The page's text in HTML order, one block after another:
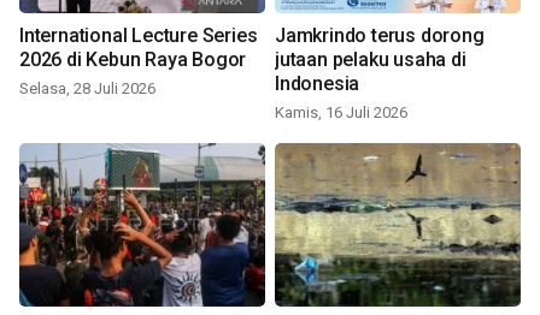
International Lecture Series
2026 di Kebun Raya Bogor
Selasa, 28 Juli 2026
Jamkrindo terus dorong
jutaan pelaku usaha di
Indonesia
Kamis, 16 Juli 2026